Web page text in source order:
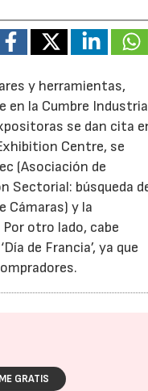
y herramientas,
en la Cumbre
se dan cita
Centre, se
(Asociación de
Sectorial: búsqueda
Cámaras) y la
otro lado, cabe
de Francia’, ya que
GRATIS